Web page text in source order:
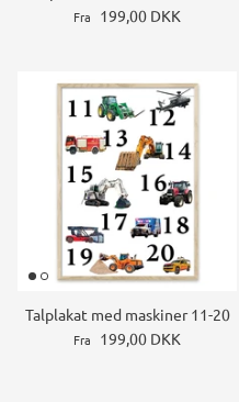
Fra 199,00 DKK
Talplakat med maskiner 11-20
Fra 199,00 DKK